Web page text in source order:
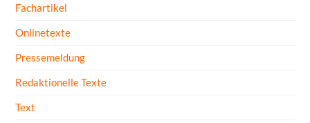
Fachartikel
Onlinetexte
Pressemeldung
Redaktionelle Texte
Text